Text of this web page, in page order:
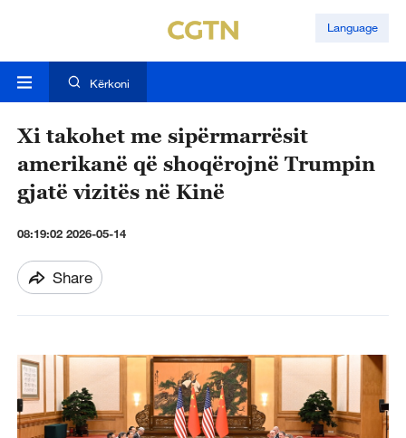
Language
Kërkoni
Xi takohet me sipërmarrësit
amerikanë që shoqërojnë Trumpin
gjatë vizitës në Kinë
08:19:02 2026-05-14
Share